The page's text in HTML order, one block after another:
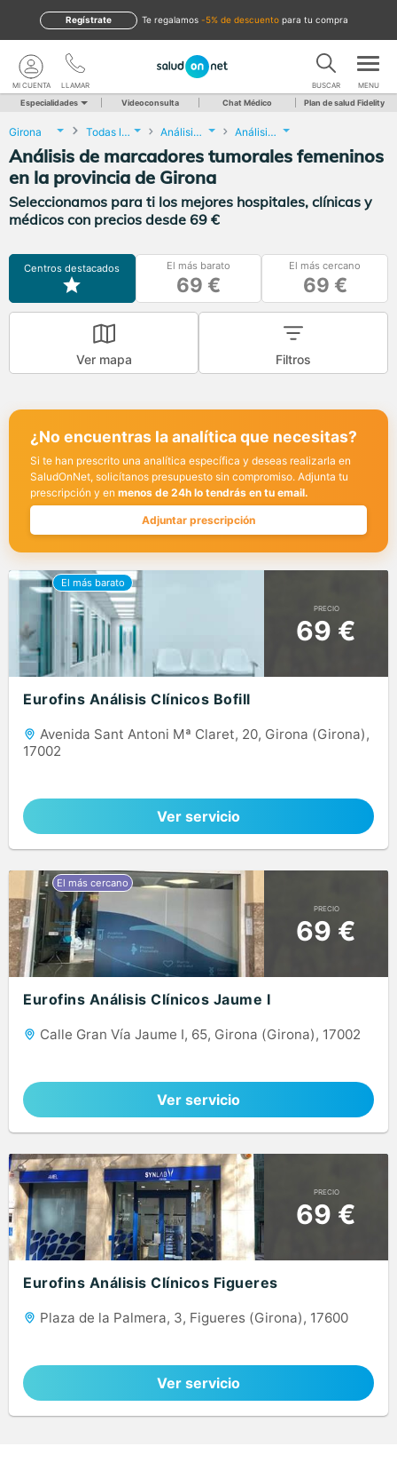
te regalamos -5% de descuento para tu compra
Regístrate
LLAMAR
MI CUENTA BUSCAR MENU
Especialidades Videoconsulta Chat Médico Plan de salud Fidelity
Girona Todas las localidades Análisis Clínicos Análisis de marcadores tumorales femeninos
Análisis de marcadores tumorales femeninos
en la provincia de Girona
Seleccionamos para ti los mejores hospitales, clínicas y
médicos con precios desde 69 €
Centros destacados El más barato
69 €
El más cercano
69 €
Ver mapa Filtros
¿No encuentras la analítica que necesitas?
Si te han prescrito una analítica específica y deseas realizarla en
SaludOnNet, solicítanos presupuesto sin compromiso. Adjunta tu
prescripción y en menos de 24h lo tendrás en tu email.
Adjuntar prescripción
PRECIO
69 €
Eurofins Análisis Clínicos Bofill
Avenida Sant Antoni Mª Claret, 20, Girona (Girona),
17002
Ver servicio
PRECIO
69 €
Eurofins Análisis Clínicos Jaume I
Calle Gran Vía Jaume I, 65, Girona (Girona), 17002
Ver servicio
PRECIO
69 €
Eurofins Análisis Clínicos Figueres
Plaza de la Palmera, 3, Figueres (Girona), 17600
Ver servicio